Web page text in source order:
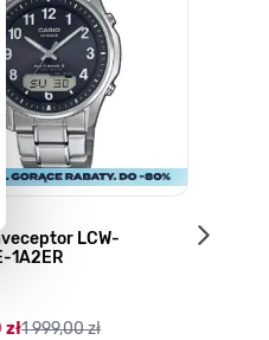
LCW-
1A2ER
zł1 999,00 zł